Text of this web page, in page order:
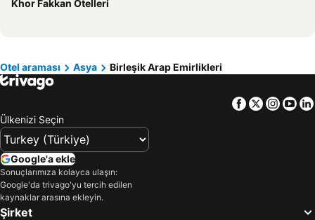
Khor Fakkan Otelleri
Otel araması Asya Birleşik Arap Emirlikleri
Facebook
Twitter
Ülkenizi Seçin
Google'a ekle
Sonuçlarımıza kolayca ulaşın:
Google'da trivago'yu tercih edilen
kaynaklar arasına ekleyin.
Şirket